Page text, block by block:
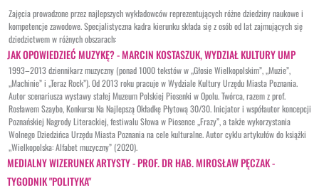
Zajęcia prowadzone przez najlepszych wykładowców reprezentujących różne dziedziny naukowe i
kompetencje zawodowe. Specjalistyczna kadra kierunku składa się z osób od lat zajmujących się
dziedzictwem w różnych obszarach:
JAK OPOWIEDZIEĆ MUZYKĘ? - MARCIN KOSTASZUK, WYDZIAŁ KULTURY UMP
1993–2013 dziennikarz muzyczny (ponad 1000 tekstów w „Głosie Wielkopolskim”, „Muzie”,
„Machinie” i „Teraz Rock”). Od 2013 roku pracuje w Wydziale Kultury Urzędu Miasta Poznania.
Autor scenariusza wystawy stałej Muzeum Polskiej Piosenki w Opolu. Twórca, razem z prof.
Rosławem Szaybo, Konkursu Na Najlepszą Okładkę Płytową 30/30. Inicjator i współautor koncepcji
Poznańskiej Nagrody Literackiej, festiwalu Słowa w Piosence „Frazy”, a także wykorzystania
Wolnego Dziedzińca Urzędu Miasta Poznania na cele kulturalne. Autor cyklu artykułów do książki
„Wielkopolska: Alfabet muzyczny” (2020).
MEDIALNY WIZERUNEK ARTYSTY - PROF. DR HAB. MIROSŁAW PĘCZAK -
TYGODNIK "POLITYKA"